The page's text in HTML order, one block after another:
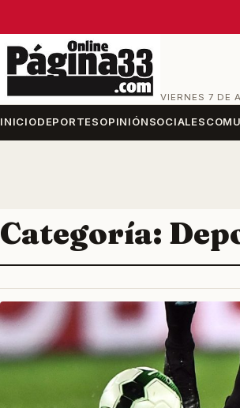
VIERNES 7 DE
INICIODEPORTESOPINIÓNSOCIALES
Categoría: